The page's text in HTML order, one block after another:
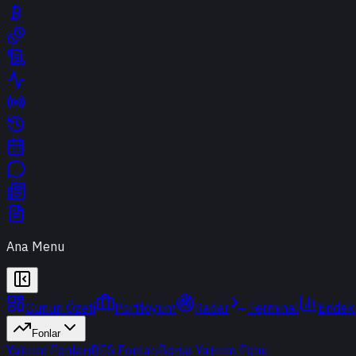
Ana Menu
Günün Özeti Portföyüm Radar Terminal
Fonlar
Yatırım FonlarıBES FonlarıBorsa Yatırım Fonu